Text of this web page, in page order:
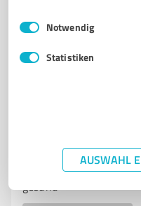
Impressum
Einwilligungsauswahl
Notwendig
Statistiken
AUSWAHL
100Bewertungen
Sarah Kleen
Mentale Stärke &
gesund